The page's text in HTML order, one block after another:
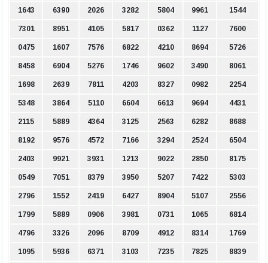
1643 6390 2026 3282 5804 9961 1544
7301 8951 4105 5817 0362 1127 7600
0475 1607 7576 6822 4210 8694 5726
8458 6904 5276 1746 9602 3490 8061
1698 2639 7811 4203 8327 0982 2254
5348 3864 5110 6604 6613 9694 4431
2115 5889 4364 3125 2563 6282 8688
8192 9576 4572 7166 3294 2524 6504
2403 9921 3931 1213 9022 2850 8175
0549 7051 8379 3950 5207 7422 5303
2796 1552 2419 6427 8904 5107 2556
1799 5889 0906 3981 0731 1065 6814
4796 3326 2096 8709 4912 8314 1769
1095 5936 6371 3103 7235 7825 8839